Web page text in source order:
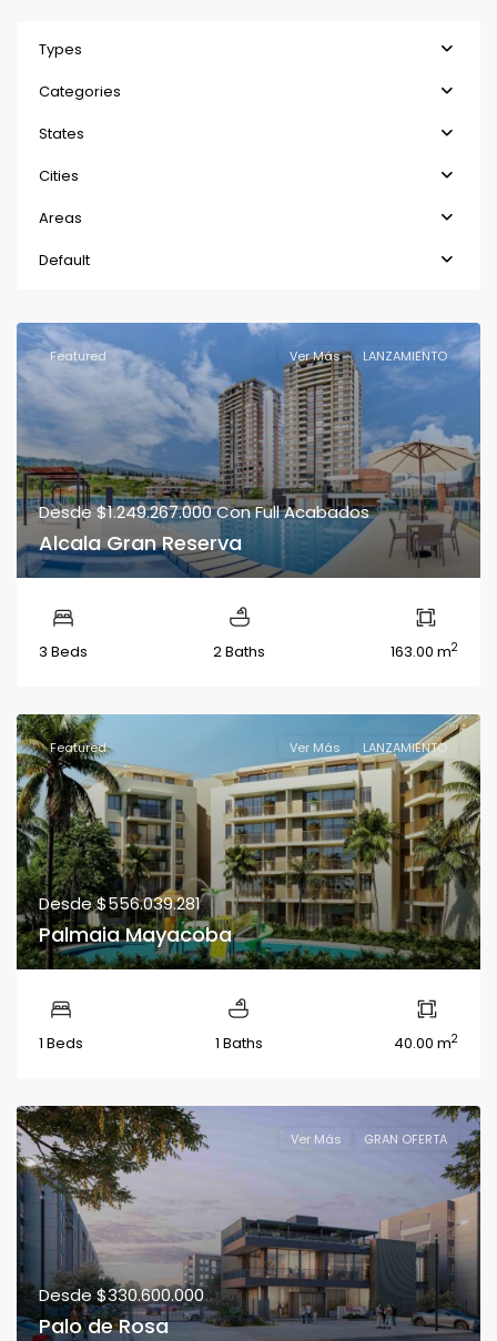
Types
Categories
States
Cities
Areas
Default
Featured Ver Más LANZAMIENTO
Desde$1.249.267.000Con Full Acabados
Alcala Gran Reserva
3 Beds 2 Baths 163.00 m2
Featured Ver Más LANZAMIENTO
Desde$556.039.281
Palmaia Mayacoba
1 Beds 1 Baths 40.00 m2
Ver Más GRAN OFERTA
Desde$330.600.000
Palo de Rosa